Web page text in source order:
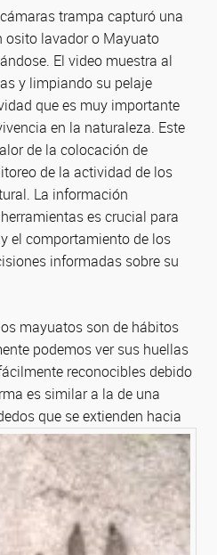
trampa capturó una
osito lavador o Mayuato
El video muestra al
y limpiando su pelaje
que es muy importante
en la naturaleza. Este
de la colocación de
de la actividad de los
La información
es crucial para
el comportamiento de los
informadas sobre su
mayuatos son de hábitos
podemos ver sus huellas
reconocibles debido
es similar a la de una
que seextienden hacia